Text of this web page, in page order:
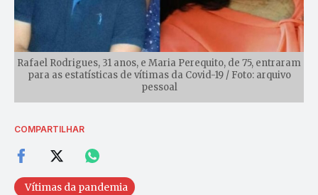
Rafael Rodrigues, 31 anos, e Maria Perequito, de 75, entraram
para as estatísticas de vítimas da Covid-19 / Foto: arquivo
pessoal
COMPARTILHAR
Vítimas da pandemia